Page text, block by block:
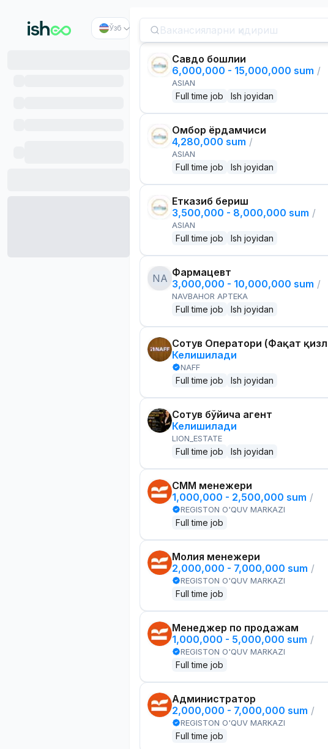
Ўзб
Савдо бошлиғи
6,000,000 - 15,000,000 sum /
ASIAN
Full time job Ish joyidan
Омбор ёрдамчиси
4,280,000 sum /
ASIAN
Full time job Ish joyidan
Етказиб бериш
3,500,000 - 8,000,000 sum /
ASIAN
Full time job Ish joyidan
NA Фармацевт
3,000,000 - 10,000,000 sum /
NAVBAHOR APTEKA
Full time job Ish joyidan
Сотув Оператори (Фақат
Келишилади
NAFF
Full time job Ish joyidan
Сотув бўйича агент
Келишилади
LION_ESTATE
Full time job Ish joyidan
СММ менежери
1,000,000 - 2,500,000 sum /
REGISTON O'QUV MARKAZI
Full time job
Молия менежери
2,000,000 - 7,000,000 sum /
REGISTON O'QUV MARKAZI
Full time job
Менеджер по продажам
1,000,000 - 5,000,000 sum /
REGISTON O'QUV MARKAZI
Full time job
Администратор
2,000,000 - 7,000,000 sum /
REGISTON O'QUV MARKAZI
Full time job